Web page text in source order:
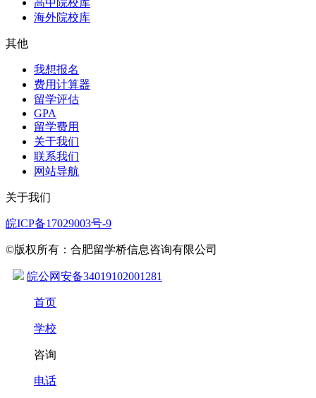
高中院校库
海外院校库
其他
我想报名
费用计算器
留学评估
GPA
留学费用
关于我们
联系我们
网站导航
关于我们
皖ICP备17029003号-9
©版权所有：合肥留学桥信息咨询有限公司
皖公网安备34019102001281
首页
学校
咨询
电话